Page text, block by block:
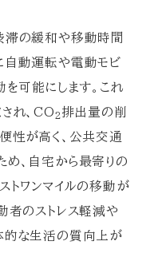
滞の緩和や移動時間
自動運転や電動モビ
を可能にします。これ
れ、CO2 排出量の削
性が高く、公共交通
、自宅から最寄りの
トワンマイルの移動が
者のストレス軽減や
的な生活の質向上が